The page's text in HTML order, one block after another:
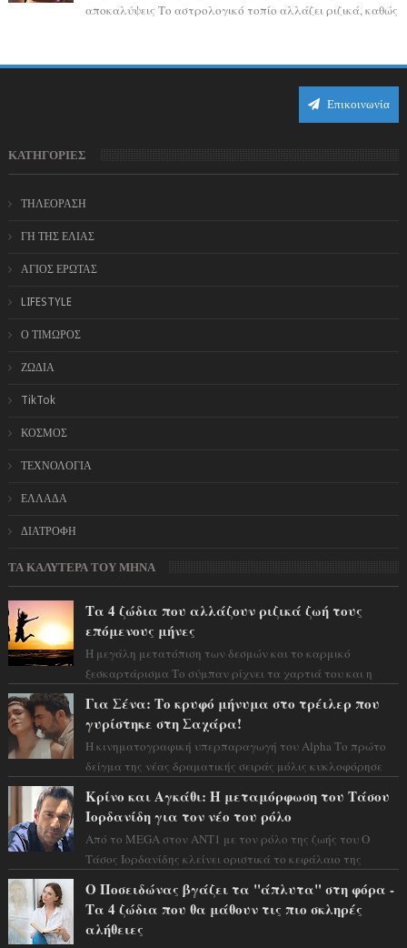
αποκαλύψεις Το αστρολογικό τοπίο αλλάζει ριζικά, καθώς
Επικοινωνία
ΚΑΤΗΓΟΡΙΕΣ
ΤΗΛΕΟΡΑΣΗ
ΓΗ ΤΗΣ ΕΛΙΑΣ
ΑΓΙΟΣ ΕΡΩΤΑΣ
LIFESTYLE
Ο ΤΙΜΩΡΟΣ
ΖΩΔΙΑ
TikTok
ΚΟΣΜΟΣ
ΤΕΧΝΟΛΟΓΙΑ
ΕΛΛΑΔΑ
ΔΙΑΤΡΟΦΗ
ΤΑ ΚΑΛΥΤΕΡΑ ΤΟΥ ΜΗΝΑ
Τα 4 ζώδια που αλλάζουν ριζικά ζωή τους
επόμενους μήνες
Η μεγάλη μετατόπιση των δεσμών και το καρμικό
ξεσκαρτάρισμα Το σύμπαν ρίχνει τα χαρτιά του και η
Για Σένα: Το κρυφό μήνυμα στο τρέιλερ που
γυρίστηκε στη Σαχάρα!
Η κινηματογραφική υπερπαραγωγή του Alpha Το πρώτο
δείγμα της νέας δραματικής σειράς μόλις κυκλοφόρησε
Κρίνο και Αγκάθι: Η μεταμόρφωση του Τάσου
Ιορδανίδη για τον νέο του ρόλο
Από το MEGA στον ΑΝΤ1 με τον ρόλο της ζωής του Ο
Τάσος Ιορδανίδης κλείνει οριστικά το κεφάλαιο της
Ο Ποσειδώνας βγάζει τα "άπλυτα" στη φόρα -
Τα 4 ζώδια που θα μάθουν τις πιο σκληρές
αλήθειες